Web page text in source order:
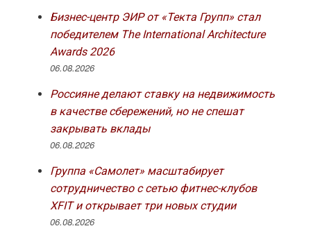
Бизнес-центр ЭИР от «Текта Групп» стал
победителем The International Architecture
Awards 2026
06.08.2026
Россияне делают ставку на недвижимость
в качестве сбережений, но не спешат
закрывать вклады
06.08.2026
Группа «Самолет» масштабирует
сотрудничество с сетью фитнес-клубов
XFIT и открывает три новых студии
06.08.2026